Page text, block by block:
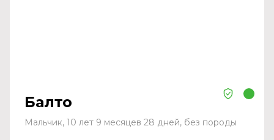
Балто
Мальчик, 10 лет 9 месяцев 28 дней, без породы